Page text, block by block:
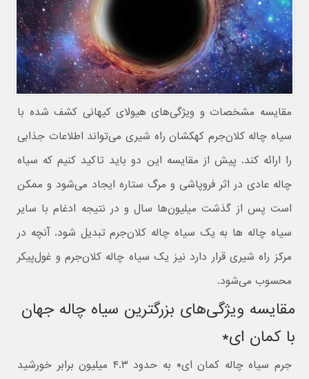
مقایسه مشخصات و ویژگی‌های هیولای کیهانی کشف شده با
سیاه چاله کلان‌جرم کهکشان راه شیری می‌تواند اطلاعات جذابی
را ارائه کند. پیش از مقایسه این دو باید تاکید کنیم که سیاه
چاله عادی در اثر فروپاشی و مرگ ستاره ایجاد می‌شود و ممکن
است پس از گذشت میلیون‌‌ها سال و در نتیجه ادغام با سایر
سیاه چاله ها به یک سیاه چاله کلان‌جرم تبدیل شود. آنچه در
مرکز راه شیری قرار دارد نیز یک سیاه چاله کلان‌جرم و غول‌پیکر
محسوب می‌شود.
مقایسه ویژگی‌های بزرگترین سیاه چاله جهان
با کمان ای*
جرم سیاه چاله کمان ای* به حدود ۴.۳ میلیون برابر خورشید